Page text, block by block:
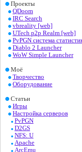
Проекты
QDoom
IRC Search
vbreality [web]
UTech p2p Realm [web]
PvPGN система
Diablo 2 Launcher
WoW Simple Launcher
Моё
Творчество
Оборудование
Статьи
Игры
Настройка серверов
PvPGN
D2GS
NFS: U
Apache
ArcEmu